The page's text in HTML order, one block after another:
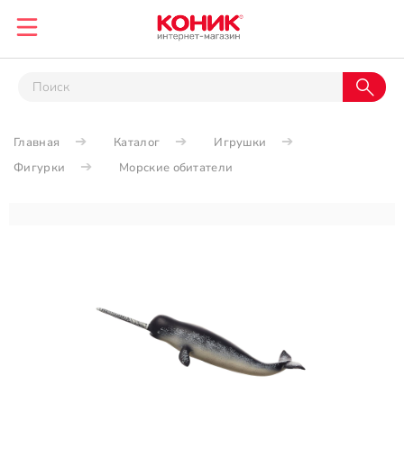
Главная Каталог
Игрушки
Фигурки
Морские обитатели